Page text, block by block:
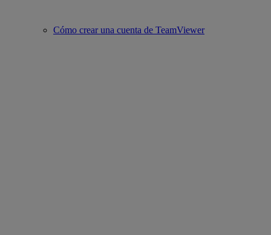
Cómo crear una cuenta de TeamViewer